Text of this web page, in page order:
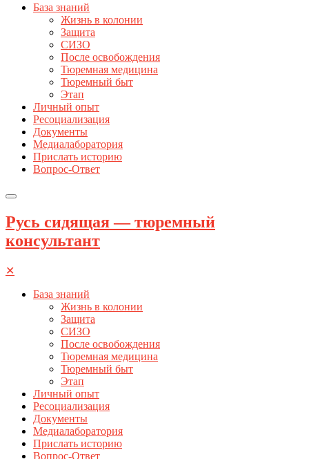
База знаний
Жизнь в колонии
Защита
СИЗО
После освобождения
Тюремная медицина
Тюремный быт
Этап
Личный опыт
Ресоциализация
Документы
Медиалаборатория
Прислать историю
Вопрос-Ответ
Русь сидящая — тюремный
консультант
✕
База знаний
Жизнь в колонии
Защита
СИЗО
После освобождения
Тюремная медицина
Тюремный быт
Этап
Личный опыт
Ресоциализация
Документы
Медиалаборатория
Прислать историю
Вопрос-Ответ